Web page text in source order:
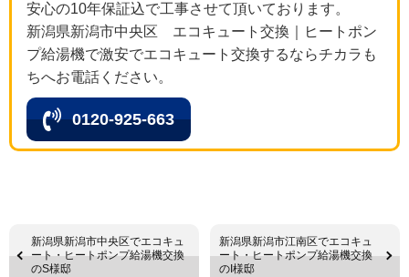
安心の10年保証込で工事させて頂いております。
新潟県新潟市中央区 エコキュート交換｜ヒートポン
プ給湯機で激安でエコキュート交換するならチカラも
ちへお電話ください。
0120-925-663
新潟県新潟市中央区でエコキュ
ート・ヒートポンプ給湯機交換
のS様邸
新潟県新潟市江南区でエコキュ
ート・ヒートポンプ給湯機交換
のI様邸